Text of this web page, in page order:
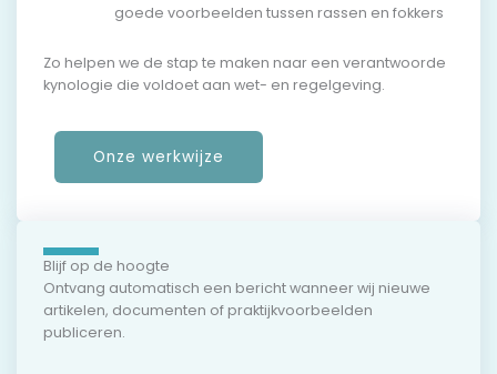
goede voorbeelden tussen rassen en fokkers
Zo helpen we de stap te maken naar een verantwoorde
kynologie die voldoet aan wet- en regelgeving.
Onze werkwijze
Blijf op de hoogte
Ontvang automatisch een bericht wanneer wij nieuwe
artikelen, documenten of praktijkvoorbeelden
publiceren.